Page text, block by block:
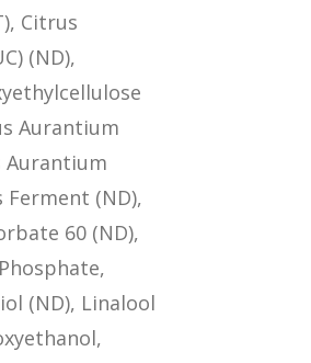
Citrus
(ND),
Aurantium
Aurantium
Ferment (ND),
60 (ND),
(ND), Linalool